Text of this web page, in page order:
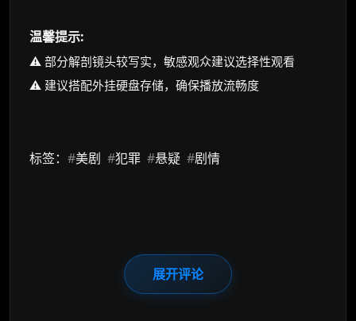
温馨提示:
⚠️ 部分解剖镜头较写实，敏感观众建议选择性观看
⚠️ 建议搭配外挂硬盘存储，确保播放流畅度
标签： #美剧 #犯罪 #悬疑 #剧情
展开评论